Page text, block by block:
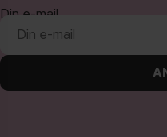
Din e-mail